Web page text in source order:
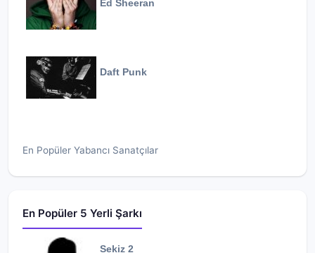
Ed Sheeran
Daft Punk
En Popüler Yabancı Sanatçılar
En Popüler 5 Yerli Şarkı
Sekiz 2